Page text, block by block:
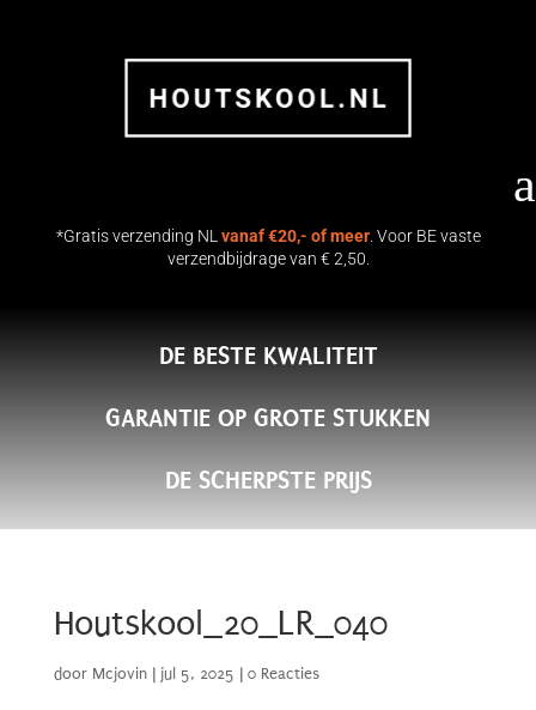
a
*Gratis verzending NLvanaf €20,- of meer. Voor BE vaste
verzendbijdrage van € 2,50.
DE BESTE KWALITEIT
GARANTIE OP GROTE STUKKEN
DE SCHERPSTE PRIJS
Houtskool_20_LR_040
door Mcjovin| jul 5, 2025 | 0 Reacties
17 KG Namibiaans Hardhout
€ 36.50